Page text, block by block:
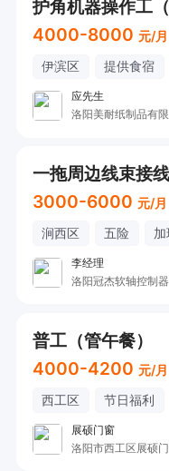
护角机器操作工
4000-8000 元/月
伊滨区 提供食宿
应先生
洛阳美耐纸制品有
一拖周边线束接
3000-6000 元/月
涧西区 五险
李经理
洛阳冠杰软轴控制
普工（管午餐）
4000-4200 元/月
西工区 节日福利
展硕门窗
洛阳市西工区展硕